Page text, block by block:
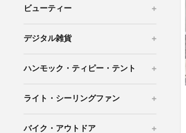
ビューティー
デジタル雑貨
ハンモック・ティピー・テント
ライト・シーリングファン
バイク・アウトドア